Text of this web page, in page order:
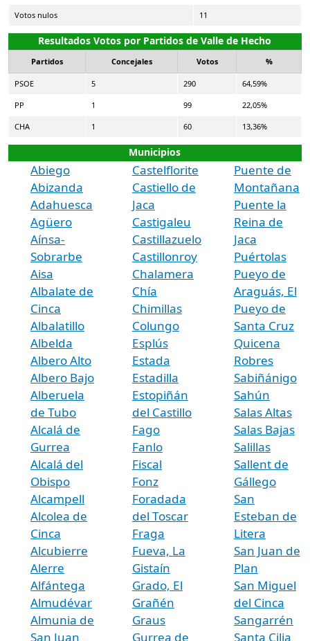
Votos nulos 11
Resultados Votos por Partidos de Valle de Hecho
Partidos Concejales Votos %
PSOE 5 290 64,59%
PP 1 99 22,05%
CHA 1 60 13,36%
Municipios
Abiego
Abizanda
Adahuesca
Agüero
Aínsa-
Sobrarbe
Aisa
Albalate de
Cinca
Albalatillo
Albelda
Albero Alto
Albero Bajo
Alberuela
de Tubo
Alcalá de
Gurrea
Alcalá del
Obispo
Alcampell
Alcolea de
Cinca
Alcubierre
Alerre
Alfántega
Almudévar
Almunia de
San Juan
Castelflorite
Castiello de
Jaca
Castigaleu
Castillazuelo
Castillonroy
Chalamera
Chía
Chimillas
Colungo
Esplús
Estada
Estadilla
Estopiñán
del Castillo
Fago
Fanlo
Fiscal
Fonz
Foradada
del Toscar
Fraga
Fueva, La
Gistaín
Grado, El
Grañén
Graus
Gurrea de
Puente de
Montañana
Puente la
Reina de
Jaca
Puértolas
Pueyo de
Araguás, El
Pueyo de
Santa Cruz
Quicena
Robres
Sabiñánigo
Sahún
Salas Altas
Salas Bajas
Salillas
Sallent de
Gállego
San
Esteban de
Litera
San Juan de
Plan
San Miguel
del Cinca
Sangarrén
Santa Cilia